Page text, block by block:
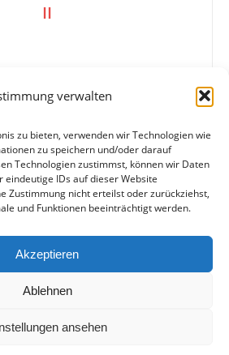
verwalten
zu bieten, verwenden wir Technologien wie
zu speichern und/oder darauf
Technologien zustimmst, können wir Daten
IDs auf dieser Website
Zustimmung nicht erteilst oder zurückziehst,
und Funktionen beeinträchtigt werden.
Akzeptieren
Ablehnen
ansehen
II
1:2
(36.)
(Eigentor)
(79.)
der beiden Mannschaften